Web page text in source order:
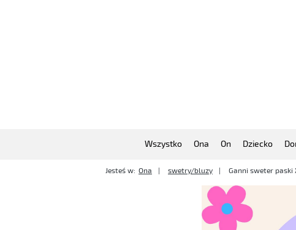
Wszystko Ona On Dziecko
Jesteś w: Ona swetry/bluzy Ganni sweter paski